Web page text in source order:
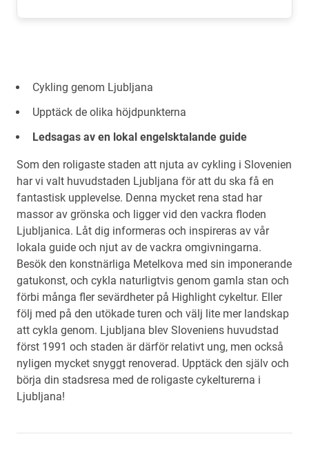
Cykling genom Ljubljana
Upptäck de olika höjdpunkterna
Ledsagas av en lokal engelsktalande guide
Som den roligaste staden att njuta av cykling i Slovenien
har vi valt huvudstaden Ljubljana för att du ska få en
fantastisk upplevelse. Denna mycket rena stad har
massor av grönska och ligger vid den vackra floden
Ljubljanica. Låt dig informeras och inspireras av vår
lokala guide och njut av de vackra omgivningarna.
Besök den konstnärliga Metelkova med sin imponerande
gatukonst, och cykla naturligtvis genom gamla stan och
förbi många fler sevärdheter på Highlight cykeltur. Eller
följ med på den utökade turen och välj lite mer landskap
att cykla genom. Ljubljana blev Sloveniens huvudstad
först 1991 och staden är därför relativt ung, men också
nyligen mycket snyggt renoverad. Upptäck den själv och
börja din stadsresa med de roligaste cykelturerna i
Ljubljana!